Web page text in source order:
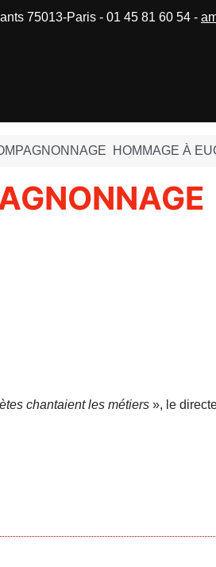
HOMMAGE À
chantaient les métiers », le
75013-Paris - 01 45 81 60 54 -